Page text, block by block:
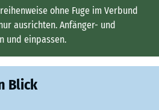
ohne Fuge im Verbund
ausrichten. Anfänger- und
und einpassen.
Blick